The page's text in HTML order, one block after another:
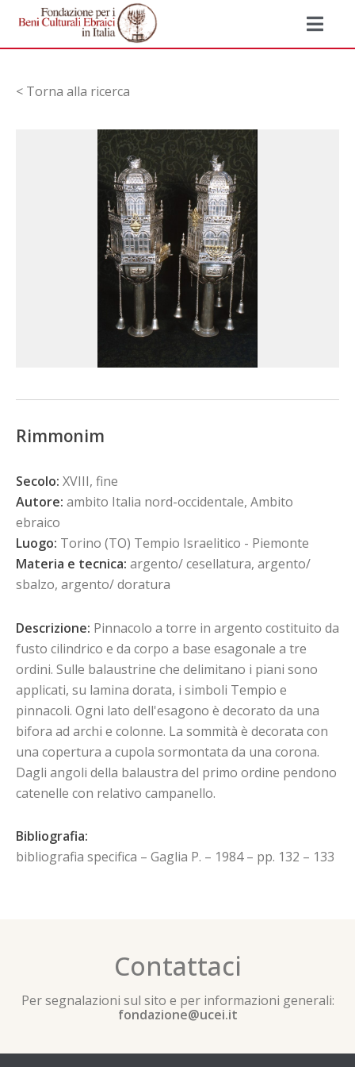
< Torna alla ricerca
Rimmonim
Secolo: XVIII, fine
Autore: ambito Italia nord-occidentale, Ambito
ebraico
Luogo: Torino (TO) Tempio Israelitico - Piemonte
Materia e tecnica: argento/ cesellatura, argento/
sbalzo, argento/ doratura
Descrizione: Pinnacolo a torre in argento costituito da
fusto cilindrico e da corpo a base esagonale a tre
ordini. Sulle balaustrine che delimitano i piani sono
applicati, su lamina dorata, i simboli Tempio e
pinnacoli. Ogni lato dell'esagono è decorato da una
bifora ad archi e colonne. La sommità è decorata con
una copertura a cupola sormontata da una corona.
Dagli angoli della balaustra del primo ordine pendono
catenelle con relativo campanello.
Bibliografia:
bibliografia specifica – Gaglia P. – 1984 – pp. 132 – 133
Contattaci
Per segnalazioni sul sito e per informazioni generali:
fondazione@ucei.it